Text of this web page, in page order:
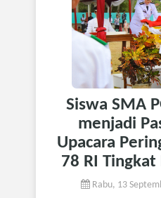
Siswa SMA
menjadi
Upacara
78 RI
Rabu, 13